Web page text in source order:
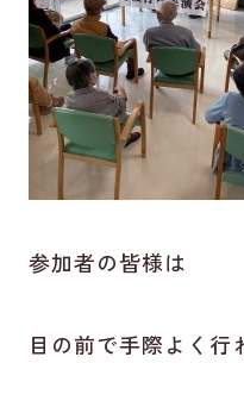
参加者の皆様は
目の前で手際よく行